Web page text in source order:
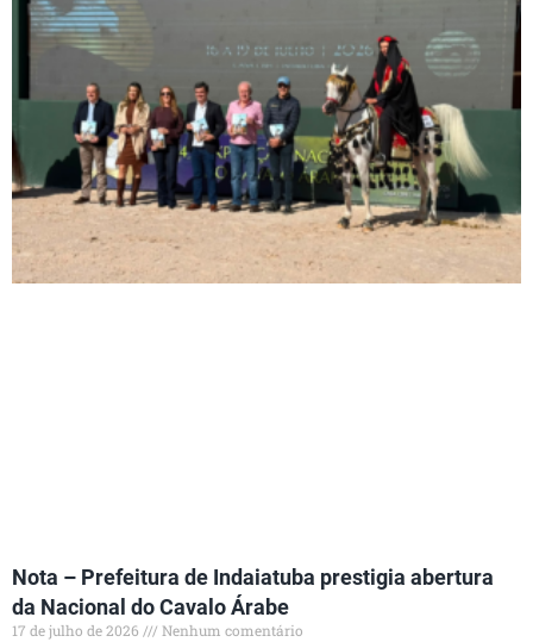
Nota – Prefeitura de Indaiatuba prestigia abertura
da Nacional do Cavalo Árabe
17 de julho de 2026
Nenhum comentário